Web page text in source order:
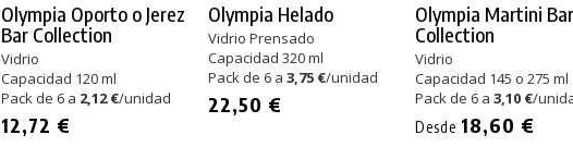
Olympia Oporto o Jerez
Bar Collection
Vidrio
Capacidad 120 ml
Pack de 6 a 2,12 €/unidad
12,72 €
Olympia Helado
Vidrio Prensado
Capacidad 320 ml
Pack de 6 a 3,75 €/unidad
22,50 €
Olympia Martini Bar
Collection
Vidrio
Capacidad 145 o 275 ml
Pack de 6 a 3,10 €/
Desde 18,60 €